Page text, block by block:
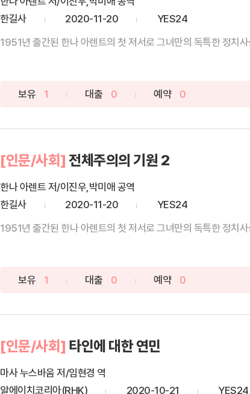
한길사
2020-11-20
YES24
1951년 출간된 한나 아렌트의 첫 저서로 그녀만의 독특한 정치
보유 1 대출 0 예약 0
[인문/사회] 전체주의의 기원 2
한나 아렌트 저/이진우,박미애 공역
한길사
2020-11-20
YES24
1951년 출간된 한나 아렌트의 첫 저서로 그녀만의 독특한 정치
보유 1 대출 0 예약 0
[인문/사회] 타인에 대한 연민
마사 누스바움 저/임현경 역
알에이치코리아(RHK)
2020-10-21
YES24